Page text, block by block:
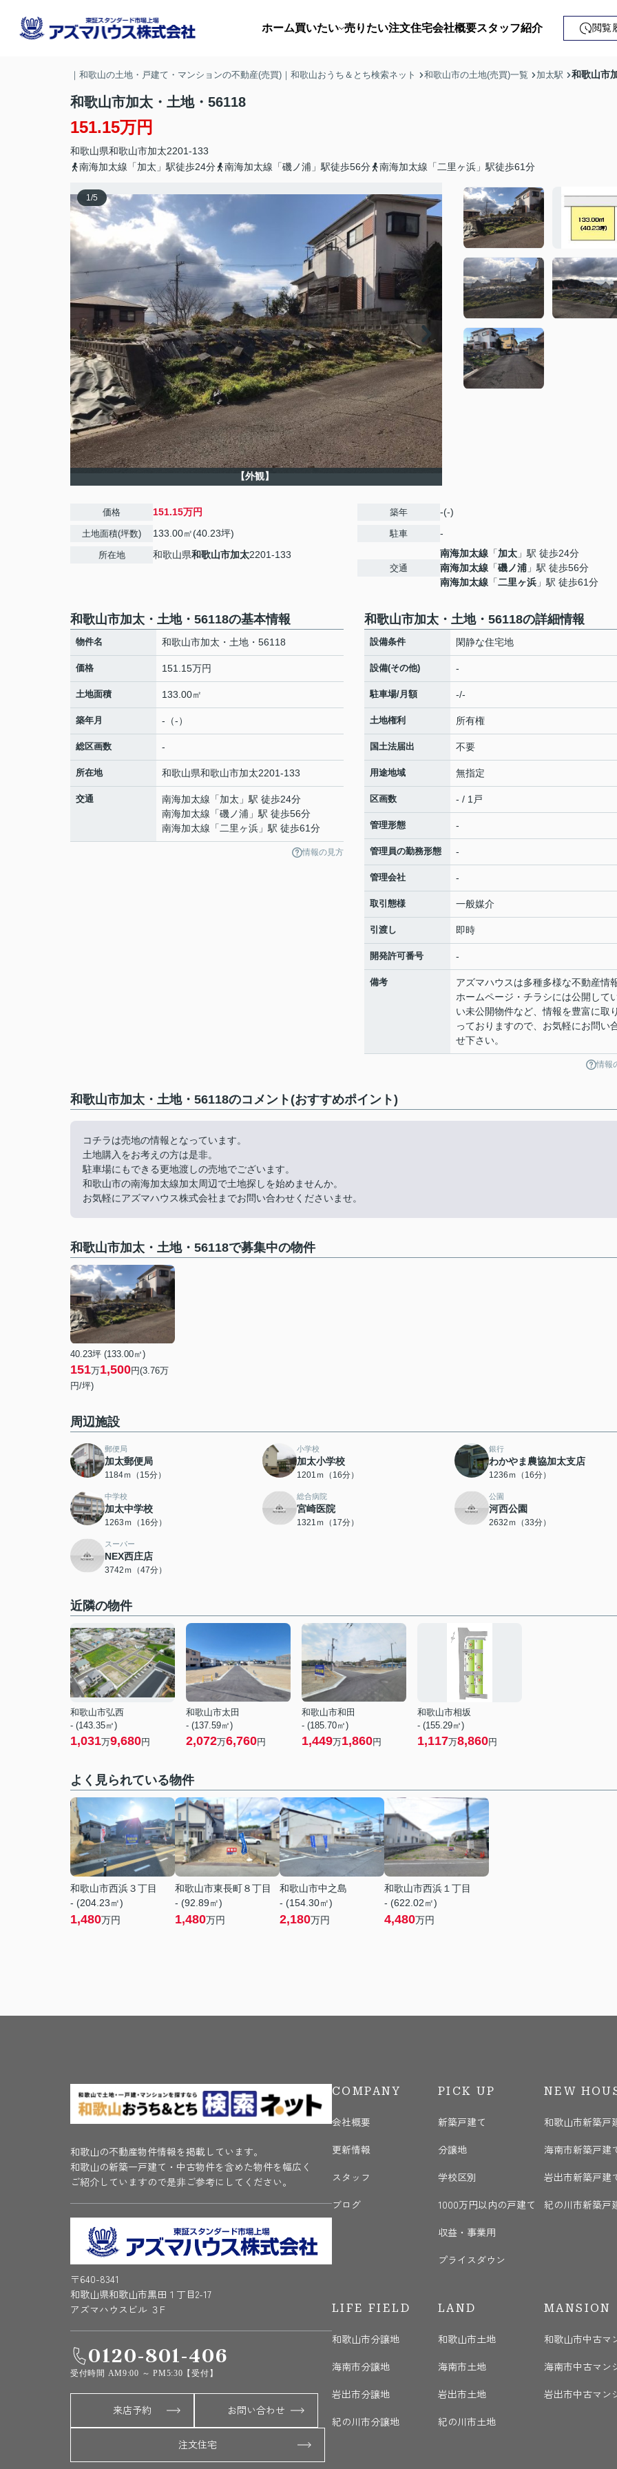
ホーム買いたい
収益・事業用
売りたい注文住宅会社概要スタッフ紹介 閲覧
｜和歌山の土地・戸建て・マンションの不動産(売買)｜和歌山おうち＆とち検索ネット 和歌山市の土地(売買)一覧 加太駅 和歌山市
和歌山市加太・土地・56118
151.15万円
和歌山県和歌山市加太2201-133
南海加太線「加太」駅徒歩24分
南海加太線「磯ノ浦」駅徒歩56分 南海加太線「二里ヶ浜」駅徒歩61分
1 /5
【外観】
価格 151.15万円
土地面積(坪数) 133.00㎡(40.23坪)
所在地 和歌山県和歌山市加太2201-133
築年 -(-)
駐車 -
交通
南海加太線 「加太 」駅 徒歩24分
南海加太線 「磯ノ浦 」駅 徒歩56分
南海加太線 「二里ヶ浜 」駅 徒歩61分
和歌山市加太・土地・56118の基本情報
物件名 和歌山市加太・土地・56118
価格 151.15万円
土地面積 133.00㎡
築年月 -（-）
総区画数 -
所在地 和歌山県和歌山市加太2201-133
交通 南海加太線 「加太 」駅 徒歩24分
南海加太線 「磯ノ浦 」駅 徒歩56分
南海加太線 「 二里ヶ浜 」駅 徒歩61分
情報の見方
和歌山市加太・土地・56118の詳細情報
設備条件 閑静な住宅地
設備(その他) -
駐車場/月額 -/-
土地権利 所有権
国土法届出 不要
用途地域 無指定
区画数 - / 1戸
管理形態 -
管理員の勤務形態 -
管理会社 -
取引態様 一般媒介
引渡し 即時
開発許可番号 -
備考
アズマハウスは多種多様な不動産情報
ホームページ・チラシには公開して
い未公開物件など、情報を豊富に取
っておりますので、お気軽にお問い
せ下さい。
情報
和歌山市加太・土地・56118のコメント(おすすめポイント)
コチラは売地の情報となっています。
土地購入をお考えの方は是非。
駐車場にもできる更地渡しの売地でございます。
和歌山市の南海加太線加太周辺で土地探しを始めませんか。
お気軽にアズマハウス株式会社までお問い合わせくださいませ。
和歌山市加太・土地・56118で募集中の物件
40.23坪 (133.00㎡)
151万1,500円(3.76万
円/坪)
周辺施設
郵便局
加太郵便局
1184ｍ（15分）
小学校
加太小学校
1201ｍ（16分）
銀行
わかやま農協加太支店
1236ｍ（16分）
中学校
加太中学校
1263ｍ（16分）
総合病院
宮崎医院
1321ｍ（17分）
公園
河西公園
2632ｍ（33分）
スーパー
NEX西庄店
3742ｍ（47分）
近隣の物件
和歌山市弘西
- (143.35㎡)
1,031万9,680円
和歌山市太田
- (137.59㎡)
2,072万6,760円
和歌山市和田
- (185.70㎡)
1,449万1,860円
和歌山市相坂
- (155.29㎡)
1,117万8,860円
よく見られている物件
和歌山市西浜３丁目
- (204.23㎡)
1,480万円
和歌山市東長町８丁目
- (92.89㎡)
1,480万円
和歌山市中之島
- (154.30㎡)
2,180万円
和歌山市西浜１丁目
- (622.02㎡)
4,480万円
和歌山の不動産物件情報を掲載しています。
和歌山の新築一戸建て・中古物件を含めた物件を幅広く
ご紹介していますので是非ご参考にしてください。
〒640-8341
和歌山県和歌山市黒田１丁目2-17
アズマハウスビル ３F
0120-801-406
受付時間 AM9:00 ～ PM5:30【受付】
来店予約 お問い合わせ
注文住宅
COMPANY
会社概要
更新情報
スタッフ
ブログ
PICK UP
新築戸建て
分譲地
学校区別
1000万円以内の戸建て
収益・事業用
プライスダウン
NEW
和歌山市新築戸
海南市新築戸建
岩出市新築戸建
紀の川市新築戸
LIFE FIELD
和歌山市分譲地
海南市分譲地
岩出市分譲地
紀の川市分譲地
LAND
和歌山市土地
海南市土地
岩出市土地
紀の川市土地
MANSION
和歌山市中古マ
海南市中古マン
岩出市中古マン